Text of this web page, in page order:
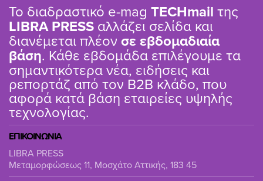
Το διαδραστικό e-mag TΕCHmail της
LIBRA PRESS αλλάζει σελίδα και
διανέμεται πλέον σε εβδομαδιαία
βάση. Κάθε εβδομάδα επιλέγουμε τα
σημαντικότερα νέα, ειδήσεις και
ρεπορτάζ από τον B2B κλάδο, που
αφορά κατά βάση εταιρείες υψηλής
τεχνολογίας.
ΕΠΙΚΟΙΝΩΝΙΑ
LIBRA PRESS
Μεταμορφώσεως 11, Μοσχάτο Αττικής, 183 45